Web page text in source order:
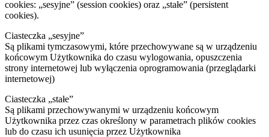
cookies: „sesyjne” (session cookies) oraz „stałe” (persistent
cookies).
Ciasteczka „sesyjne”
Są plikami tymczasowymi, które przechowywane są w urządzeniu
końcowym Użytkownika do czasu wylogowania, opuszczenia
strony internetowej lub wyłączenia oprogramowania (przeglądarki
internetowej)
Ciasteczka „stałe”
Są plikami przechowywanymi w urządzeniu końcowym
Użytkownika przez czas określony w parametrach plików cookies
lub do czasu ich usunięcia przez Użytkownika